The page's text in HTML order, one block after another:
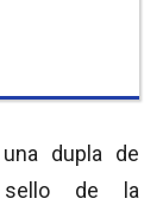
dupla de
sello de la